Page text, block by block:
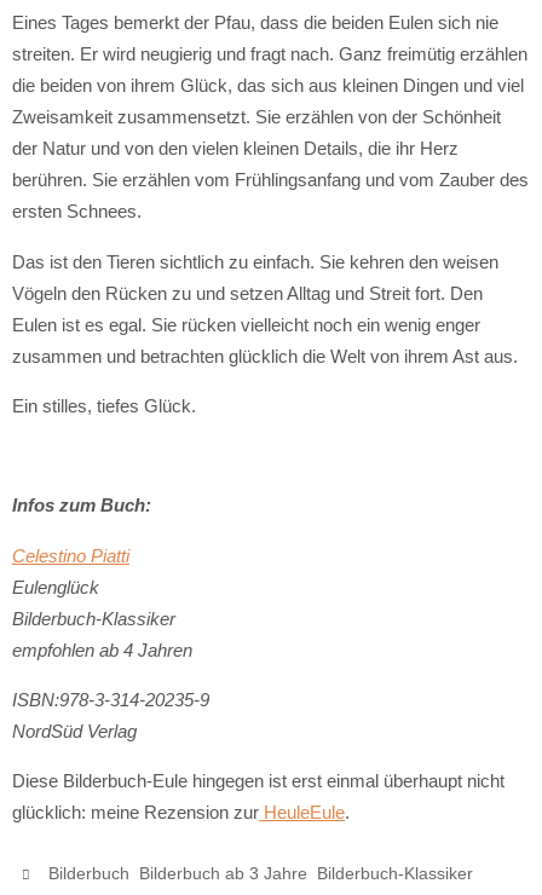
Eines Tages bemerkt der Pfau, dass die beiden Eulen sich nie
streiten. Er wird neugierig und fragt nach. Ganz freimütig erzählen
die beiden von ihrem Glück, das sich aus kleinen Dingen und viel
Zweisamkeit zusammensetzt. Sie erzählen von der Schönheit
der Natur und von den vielen kleinen Details, die ihr Herz
berühren. Sie erzählen vom Frühlingsanfang und vom Zauber des
ersten Schnees.
Das ist den Tieren sichtlich zu einfach. Sie kehren den weisen
Vögeln den Rücken zu und setzen Alltag und Streit fort. Den
Eulen ist es egal. Sie rücken vielleicht noch ein wenig enger
zusammen und betrachten glücklich die Welt von ihrem Ast aus.
Ein stilles, tiefes Glück.
Infos zum Buch:
Celestino Piatti
Eulenglück
Bilderbuch-Klassiker
empfohlen ab 4 Jahren
ISBN:978-3-314-20235-9
NordSüd Verlag
Diese Bilderbuch-Eule hingegen ist erst einmal überhaupt nicht
glücklich: meine Rezension zur HeuleEule.
Bilderbuch Bilderbuch ab 3 Jahre Bilderbuch-Klassiker